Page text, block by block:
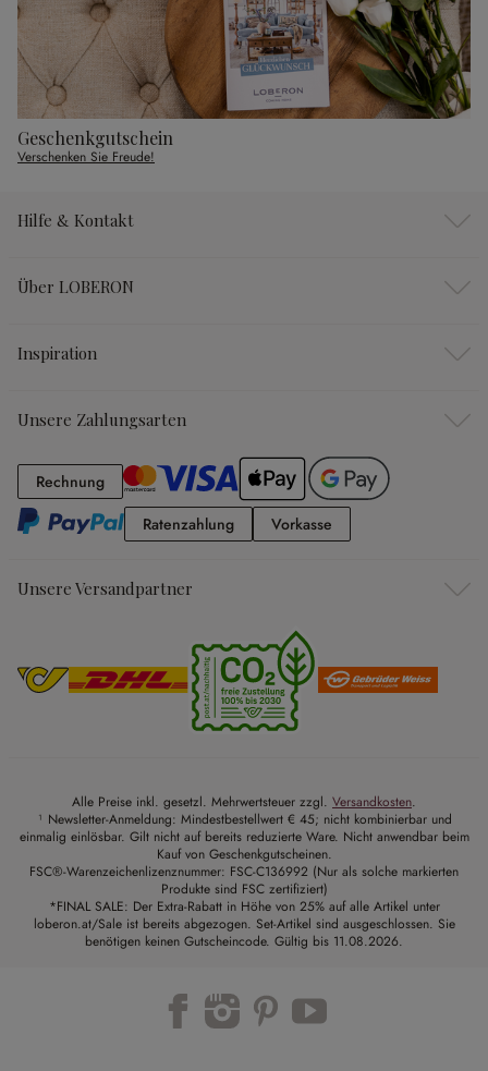
Geschenkgutschein
Verschenken Sie Freude!
Hilfe & Kontakt
Über LOBERON
Inspiration
Unsere Zahlungsarten
RechnungRechnung
RatenzahlungRatenzahlung
Vorkasse
Unsere Versandpartner
Alle Preise inkl. gesetzl. Mehrwertsteuer zzgl. Versandkosten.
¹ Newsletter-Anmeldung: Mindestbestellwert € 45; nicht kombinierbar und
einmalig einlösbar. Gilt nicht auf bereits reduzierte Ware. Nicht anwendbar beim
Kauf von Geschenkgutscheinen.
FSC®-Warenzeichenlizenznummer: FSC-C136992 (Nur als solche markierten
Produkte sind FSC zertifiziert)
*FINAL SALE: Der Extra-Rabatt in Höhe von 25% auf alle Artikel unter
loberon.at/Sale ist bereits abgezogen. Set-Artikel sind ausgeschlossen. Sie
benötigen keinen Gutscheincode. Gültig bis 11.08.2026.